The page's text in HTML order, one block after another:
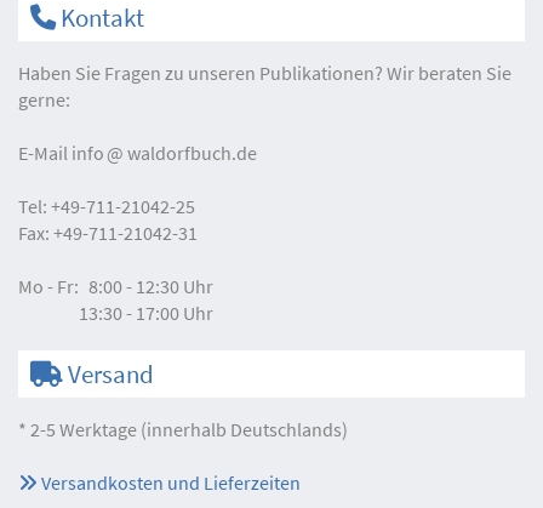
Kontakt
Haben Sie Fragen zu unseren Publikationen? Wir beraten Sie
gerne:
E-Mail info waldorfbuch.de
Tel: +49-711-21042-25
Fax: +49-711-21042-31
Mo - Fr: 8:00 - 12:30 Uhr
13:30 - 17:00 Uhr
Versand
* 2-5 Werktage (innerhalb Deutschlands)
Versandkosten und Lieferzeiten